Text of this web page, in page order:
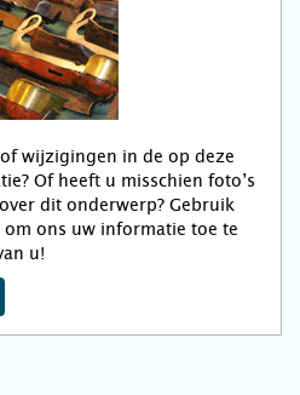
wijzigingen in de op deze
Of heeft u misschien foto’s
dit onderwerp? Gebruik
ons uw informatie toe te
u!